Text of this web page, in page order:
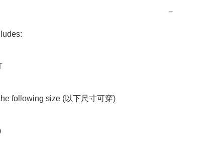
−
following size (以下尺寸可穿)